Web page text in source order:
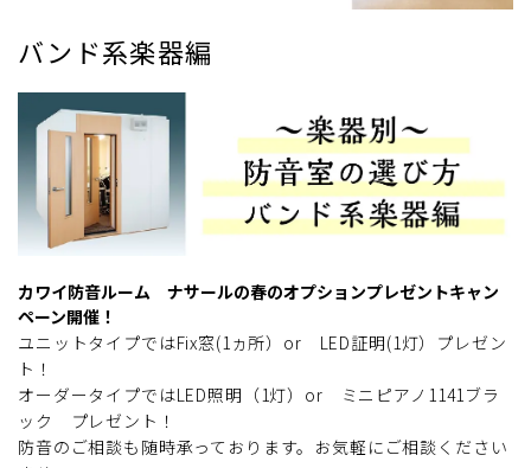
バンド系楽器編
カワイ防音ルーム ナサールの春のオプションプレゼントキャン
ペーン開催！
ユニットタイプではFix窓(1ヵ所）or LED証明(1灯）プレゼン
ト！
オーダータイプではLED照明（1灯）or ミニピアノ1141ブラ
ック プレゼント！
防音のご相談も随時承っております。お気軽にご相談ください